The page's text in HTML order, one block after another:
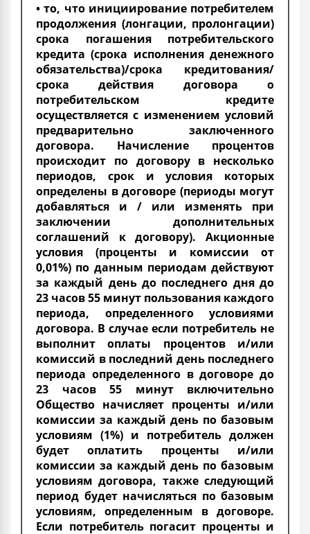
• то, что инициирование потребителем
продолжения (лонгации, пролонгации)
срока погашения потребительского
кредита (срока исполнения денежного
обязательства)/срока кредитования/
срока действия договора о
потребительском кредите
осуществляется с изменением условий
предварительно заключенного
договора. Начисление процентов
происходит по договору в несколько
периодов, срок и условия которых
определены в договоре (периоды могут
добавляться и / или изменять при
заключении дополнительных
соглашений к договору). Акционные
условия (проценты и комиссии от
0,01%) по данным периодам действуют
за каждый день до последнего дня до
23 часов 55 минут пользования каждого
периода, определенного условиями
договора. В случае если потребитель не
выполнит оплаты процентов и/или
комиссий в последний день последнего
периода определенного в договоре до
23 часов 55 минут включительно
Общество начисляет проценты и/или
комиссии за каждый день по базовым
условиям (1%) и потребитель должен
будет оплатить проценты и/или
комиссии за каждый день по базовым
условиям договора, также следующий
период будет начисляться по базовым
условиям, определенным в договоре.
Если потребитель погасит проценты и